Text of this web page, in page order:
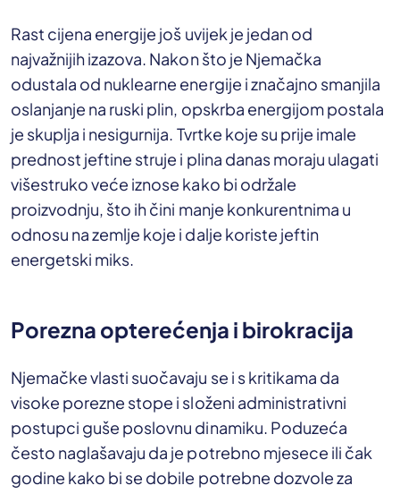
Rast cijena energije još uvijek je jedan od
najvažnijih izazova. Nakon što je Njemačka
odustala od nuklearne energije i značajno smanjila
oslanjanje na ruski plin, opskrba energijom postala
je skuplja i nesigurnija. Tvrtke koje su prije imale
prednost jeftine struje i plina danas moraju ulagati
višestruko veće iznose kako bi održale
proizvodnju, što ih čini manje konkurentnima u
odnosu na zemlje koje i dalje koriste jeftin
energetski miks.
Porezna opterećenja i birokracija
Njemačke vlasti suočavaju se i s kritikama da
visoke porezne stope i složeni administrativni
postupci guše poslovnu dinamiku. Poduzeća
često naglašavaju da je potrebno mjesece ili čak
godine kako bi se dobile potrebne dozvole za